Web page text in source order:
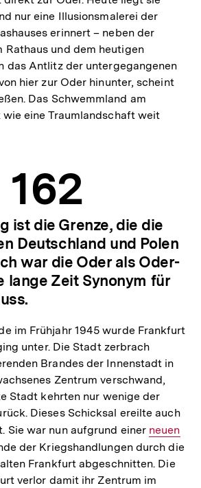
nur eine Illusionsmalerei der
erinnert – neben der
Rathaus und dem heutigen
das Antlitz der untergegangenen
hier zur Oder hinunter, scheint
Das Schwemmland am
eine Traumlandschaft weit
162
ist die Grenze, die die
Deutschland und Polen
war die Oder als Oder-
lange Zeit Synonym für
im Frühjahr 1945 wurde Frankfurt
unter. Die Stadt zerbrach
Brandes der Innenstadt in
Zentrum verschwand,
Stadt kehrten nur wenige der
Dieses Schicksal ereilte auch
Sie war nun aufgrund einer Interner
Link:
neuen
der Kriegshandlungen durch die
Frankfurt abgeschnitten. Die
verlor damit ihr Zentrum im